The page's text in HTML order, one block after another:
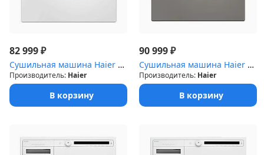
82 999₽
Сушильная машина Haier HD90-A2979
Производитель: Haier
В корзину
90 999₽
Сушильная машина Haier HD90-A2979S
Производитель: Haier
В корзину